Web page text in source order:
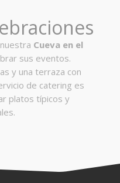
Cueva en el
sus eventos.
y una terraza con
de catering es
platos típicos y